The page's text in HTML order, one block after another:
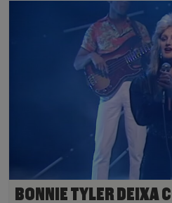
BONNIE TYLER DEIXA